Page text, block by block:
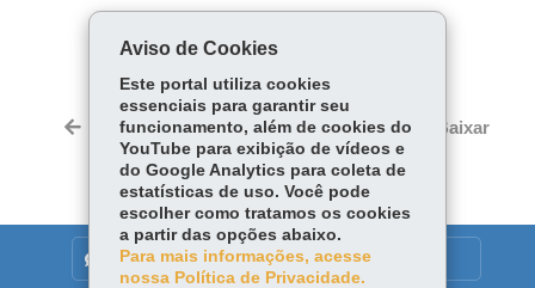
ce
bo
ok
Tw
itt
er
ts
Ap
p
Voltar Início Imprimir Baixar
DENUNCIE CORRUPÇÃO
Aviso de Cookies
Este portal utiliza cookies
essenciais para garantir seu
funcionamento, além de cookies do
YouTube para exibição de vídeos e
do Google Analytics para coleta de
estatísticas de uso. Você pode
escolher como tratamos os cookies
a partir das opções abaixo.
Para mais informações, acesse
nossa Política de Privacidade.